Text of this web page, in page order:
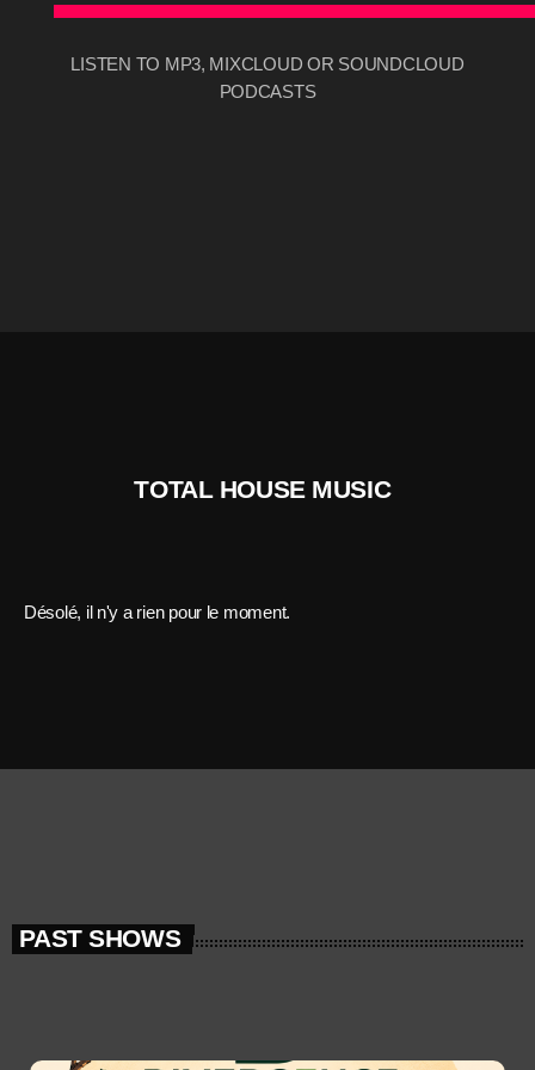
LISTEN TO MP3, MIXCLOUD OR SOUNDCLOUD
PODCASTS
TOTAL HOUSE MUSIC
Désolé, il n'y a rien pour le moment.
PAST SHOWS